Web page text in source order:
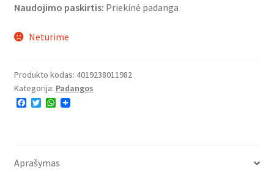
Naudojimo paskirtis: Priekinė padanga
Neturime
Produkto kodas: 4019238011982
Kategorija: Padangos
F
o
T
r
W
p
Aprašymas